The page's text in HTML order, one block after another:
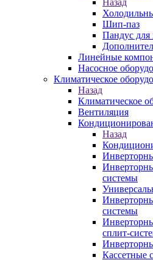
Назад
Шип-паз
Пандус для
Линейные
Насосное
Климатическое
Назад
Климатическое
Вентиляция
Назад
системы
системы
сплит-
Кассетные